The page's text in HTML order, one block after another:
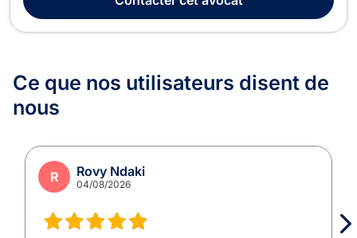
fonds de commerce, ...), la propriété intellectuelle ...
Ce que nos utilisateurs disent de
nous
R Rovy Ndaki
04/08/2026